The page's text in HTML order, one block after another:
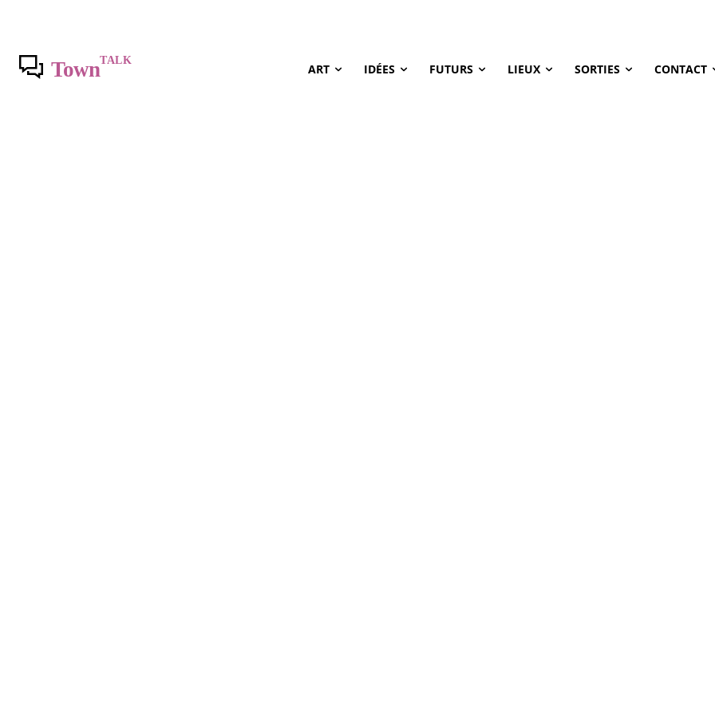
TownTALK
ART IDÉES FUTURS LIEUX SORTIES CONTACT